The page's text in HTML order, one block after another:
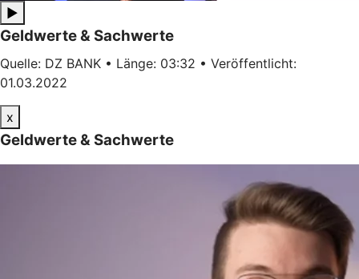
▶
Geldwerte & Sachwerte
Quelle: DZ BANK • Länge: 03:32 • Veröffentlicht:
01.03.2022
x
Geldwerte & Sachwerte